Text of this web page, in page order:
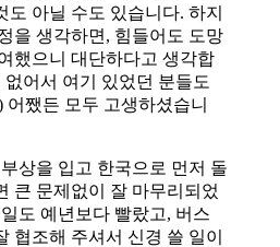
아닐 수도 있습니다. 하지
을 생각하면, 힘들어도 도망
했으니 대단하다고 생각합
어서 여기 있었던 분들도
쨌든 모두 고생하셨습니
상을 입고 한국으로 먼저 돌
큰 문제없이 잘 마무리되었
도 예년보다 빨랐고, 버스
협조해 주셔서 신경 쓸 일이